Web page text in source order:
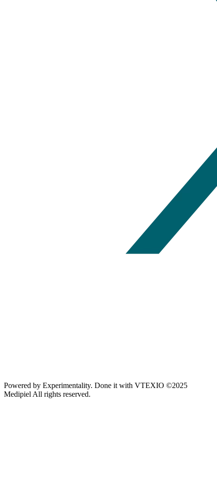
Powered by Experimentality. Done it with VTEXIO ©2025
Medipiel All rights reserved.